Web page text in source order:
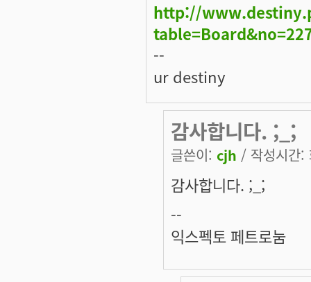
http://
--
ur destiny
감사합니다. ;_;
글쓴이: cjh / 작성시간
감사합니다. ;_;
--
익스펙토 페트로눔